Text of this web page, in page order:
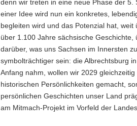
denn wir treten in eine neue Phase der
einer Idee wird nun ein konkretes,
begleiten wird und das Potenzial hat,
über 1.100 Jahre sächsische
darüber, was uns Sachsen im Innersten
symbolträchtiger sein: die Albrechtsburg
Anfang nahm, wollen wir 2029
historischen Persönlichkeiten gemacht,
persönlichen Geschichten unser Land
am Mitmach-Projekt im Vorfeld der